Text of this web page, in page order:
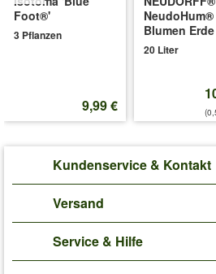
anderen Rosen & Pflanzen in Ihrem
betragen. (Rosa)
wurzelnackt, 3-triebige
'Parfum-Rose 'Pink Paradise®''
Foot®'
3 Pflanzen
9,99 €
NeudoHum®
Blumen Erde
20 Liter
Kundenservice & Kontakt
Versand
Service & Hilfe